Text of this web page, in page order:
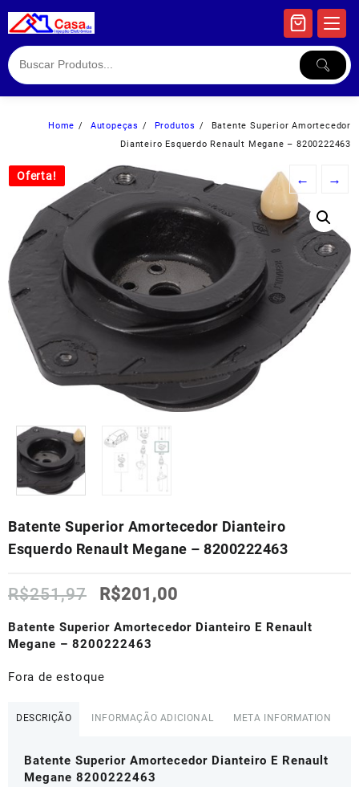
to
Home Autopeças Produtos
Batente Superior Amortecedor
Dianteiro Esquerdo Renault Megane – 8200222463
Oferta! ← →
Batente Superior Amortecedor Dianteiro
Esquerdo Renault Megane – 8200222463
R$251,97
O
original
era:
R$201,00
atual
Batente Superior Amortecedor Dianteiro E Renault
Megane – 8200222463
Fora de estoque
DESCRIÇÃO INFORMAÇÃO ADICIONAL META INFORMATION
Batente Superior Amortecedor Dianteiro E Renault
Megane 8200222463
Oferta!